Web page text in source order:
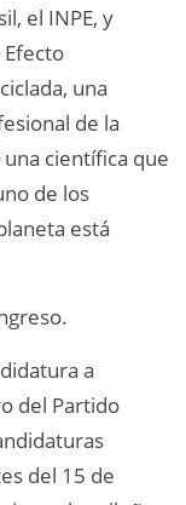
el INPE, y
una
de la
científica que
de los
está
a
del Partido
del 15 de